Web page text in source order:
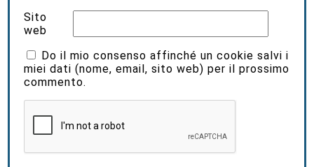
Sito
web
Do il mio consenso affinché un cookie salvi i
miei dati (nome, email, sito web) per il prossimo
commento.